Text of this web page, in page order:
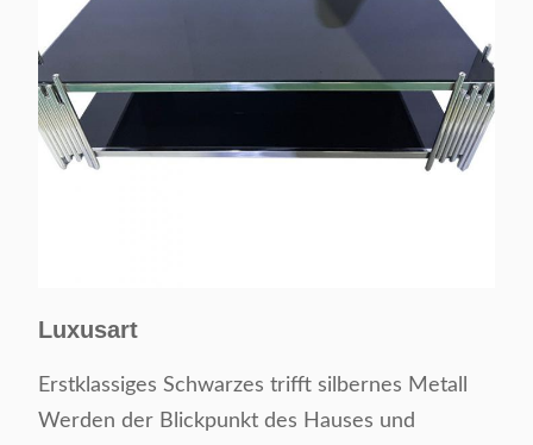
Luxusart
Erstklassiges Schwarzes trifft silbernes Metall
Werden der Blickpunkt des Hauses und